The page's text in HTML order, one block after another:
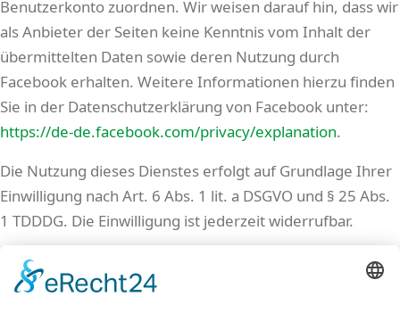
Benutzerkonto zuordnen. Wir weisen darauf hin, dass wir
als Anbieter der Seiten keine Kenntnis vom Inhalt der
übermittelten Daten sowie deren Nutzung durch
Facebook erhalten. Weitere Informationen hierzu finden
Sie in der Datenschutzerklärung von Facebook unter:
https://de-de.facebook.com/privacy/explanation.
Die Nutzung dieses Dienstes erfolgt auf Grundlage Ihrer
Einwilligung nach Art. 6 Abs. 1 lit. a DSGVO und § 25 Abs.
1 TDDDG. Die Einwilligung ist jederzeit widerrufbar.
Soweit mit Hilfe des hier beschriebenen Tools
personenbezogene Daten auf unserer Website erfasst